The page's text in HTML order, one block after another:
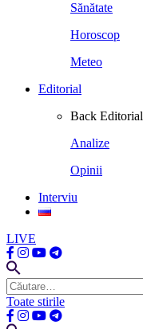
Sănătate
Horoscop
Meteo
Editorial
Back Editorial
Analize
Opinii
Interviu
LIVE
Caută
după:
Toate stirile